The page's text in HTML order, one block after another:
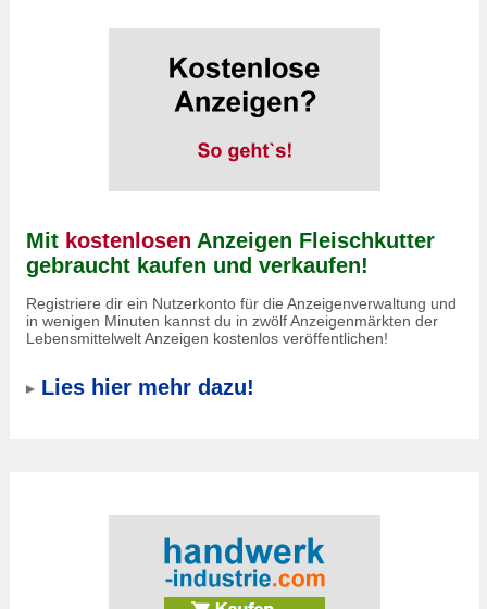
Mit kostenlosen Anzeigen Fleischkutter
gebraucht kaufen und verkaufen!
Registriere dir ein Nutzerkonto für die Anzeigenverwaltung und
in wenigen Minuten kannst du in zwölf Anzeigenmärkten der
Lebensmittelwelt Anzeigen kostenlos veröffentlichen!
Lies hier mehr dazu!